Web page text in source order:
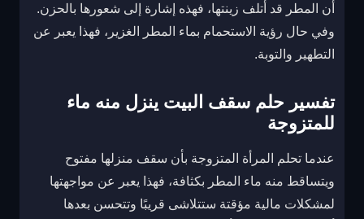
أن المطر قد أتلف زينتها، فهذه إشارة إلى شعورها بالحزن.
وفي حال رؤية الاستحمام بماء المطر الغزير، فهذا يعبر عن
التطهير والتوبة.
تفسير حلم سقف البيت ينزل منه ماء
للمتزوجة
عندما تحلم المرأة المتزوجة بأن سقف منزلها مفتوح
ويتساقط منه ماء المطر بكثافة، فهذا يعبر عن مواجهتها
لمشكلات مالية مؤقتة ستتلاشى قريبًا وتتحسن بعدها